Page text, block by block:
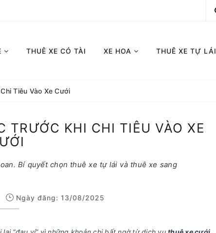
THUÊ XE CÓ TÀI XE HOA THUÊ XE TỰ LÁI
Tiêu Vào Xe Cưới
TRƯỚC KHI CHI TIÊU VÀO XE
Bí quyết chọn thuê xe tự lái và thuê xe sang
Ngày đăng: 13/08/2025